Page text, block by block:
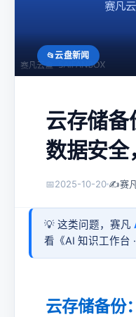
云盘新闻
云存储备
数据安全
📅2025-10-20 ✍️赛
💡 这类问题，赛凡
看《AI 知识工作台
云存储备份